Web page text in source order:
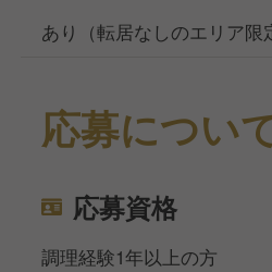
あり（転居なしのエリア限
応募につい
応募資格
調理経験1年以上の方